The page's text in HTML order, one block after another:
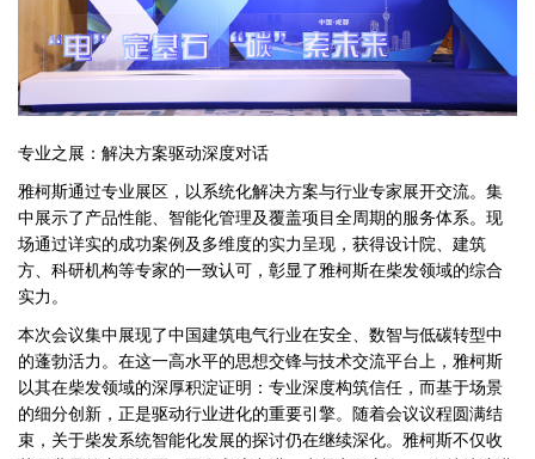
专业之展：解决方案驱动深度对话
雅柯斯通过专业展区，以系统化解决方案与行业专家展开交流。集
中展示了产品性能、智能化管理及覆盖项目全周期的服务体系。现
场通过详实的成功案例及多维度的实力呈现，获得设计院、建筑
方、科研机构等专家的一致认可，彰显了雅柯斯在柴发领域的综合
实力。
本次会议集中展现了中国建筑电气行业在安全、数智与低碳转型中
的蓬勃活力。在这一高水平的思想交锋与技术交流平台上，雅柯斯
以其在柴发领域的深厚积淀证明：专业深度构筑信任，而基于场景
的细分创新，正是驱动行业进化的重要引擎。随着会议议程圆满结
束，关于柴发系统智能化发展的探讨仍在继续深化。雅柯斯不仅收